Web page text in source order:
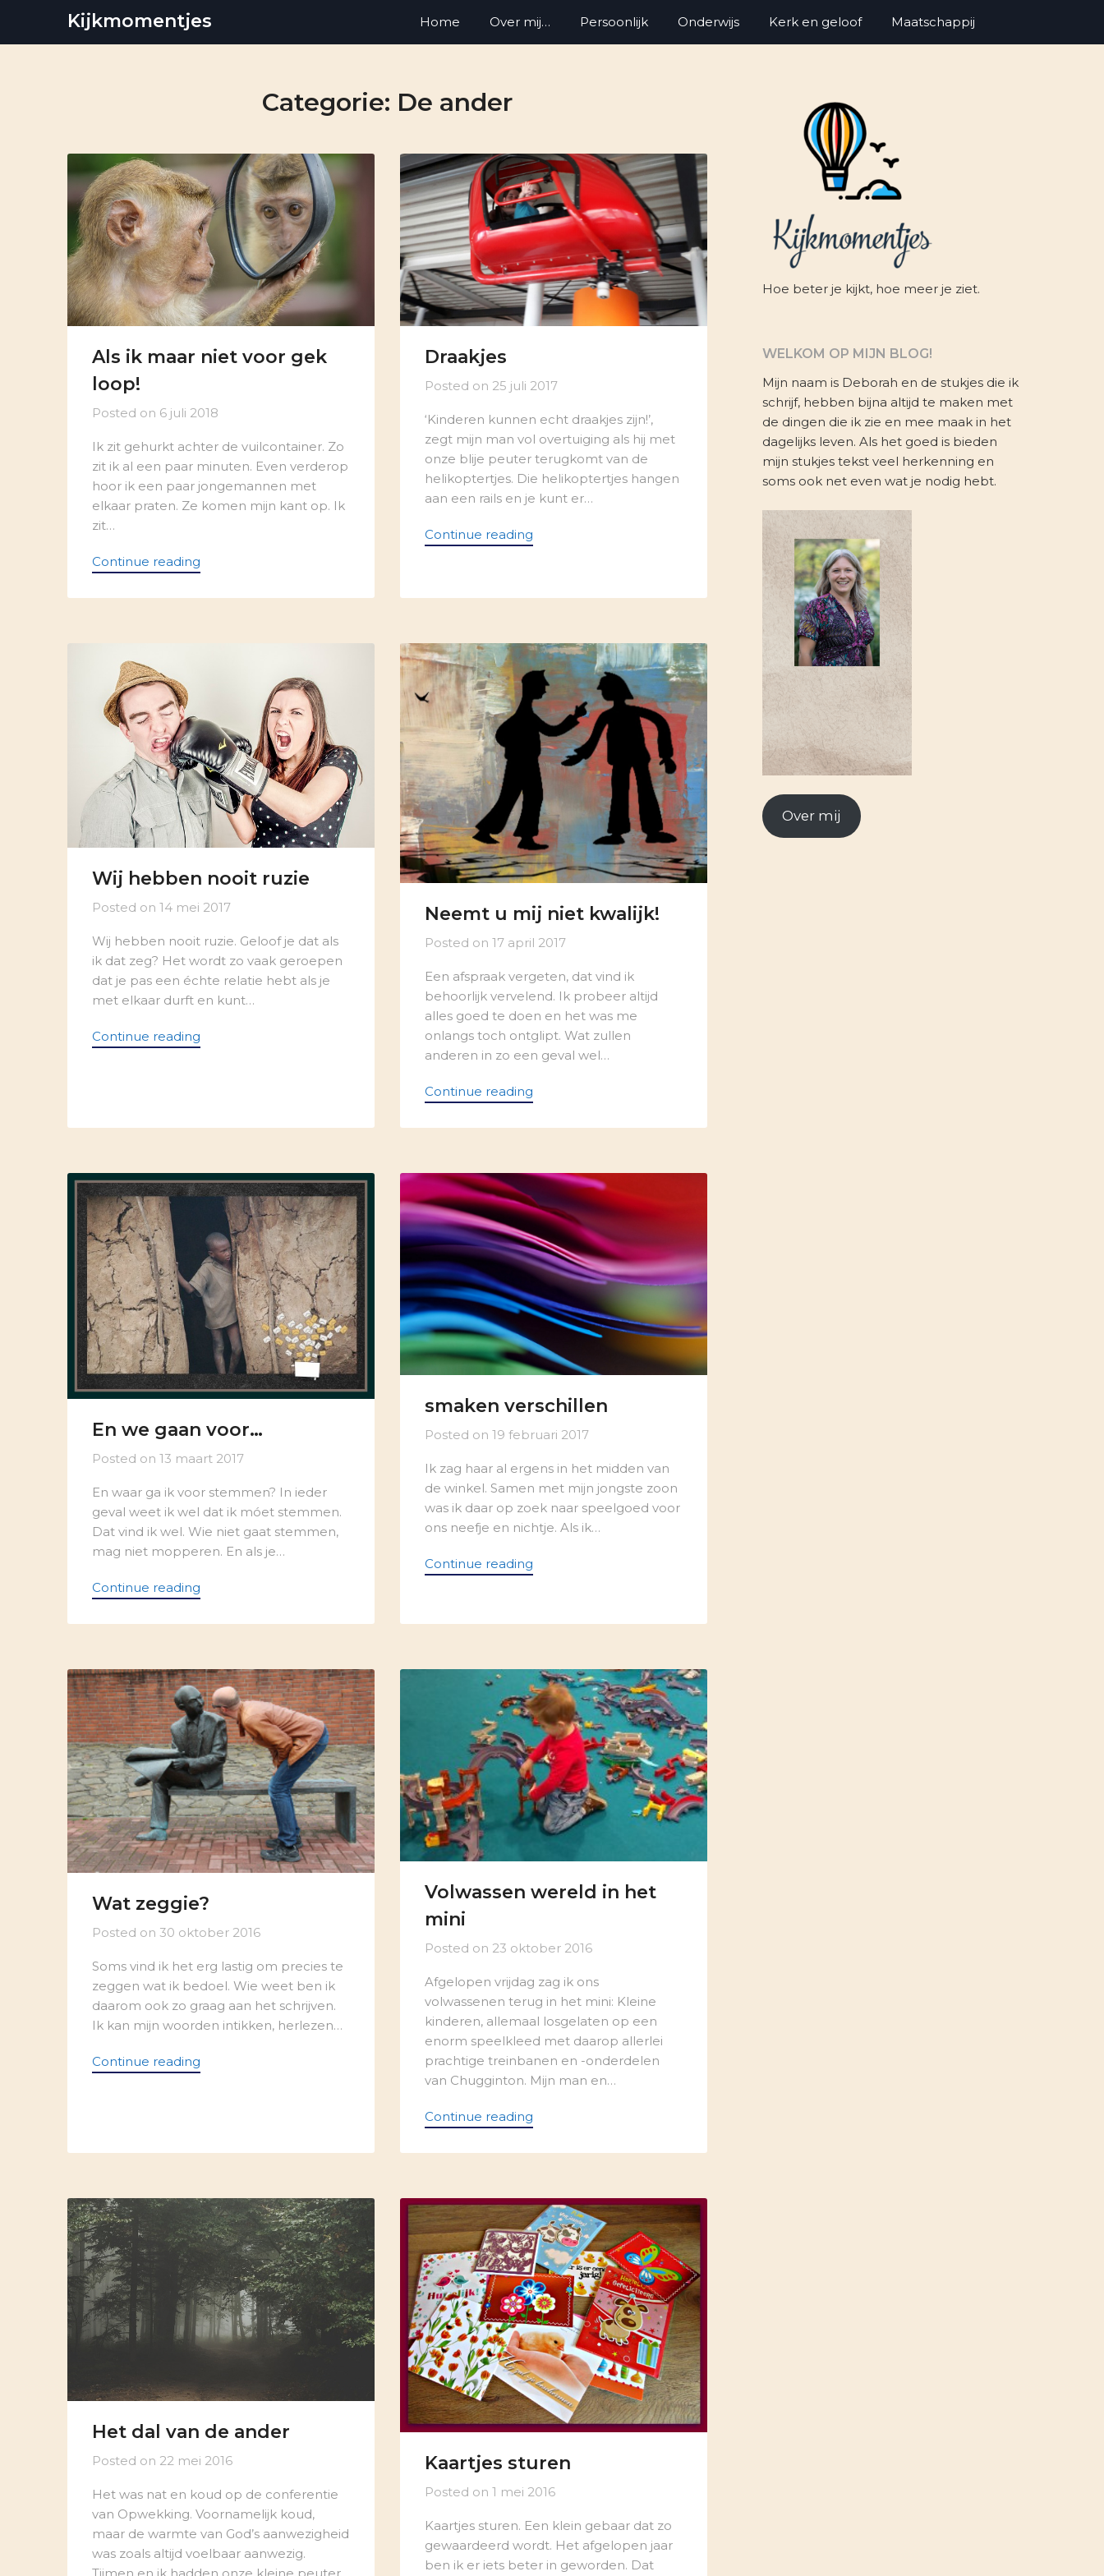
Kijkmomentjes Home Over mij… Persoonlijk Onderwijs Kerk en geloof Maatschappij
Categorie: De ander
Als ik maar niet voor gek
loop!
Posted on 6 juli 2018
Ik zit gehurkt achter de vuilcontainer. Zo
zit ik al een paar minuten. Even verderop
hoor ik een paar jongemannen met
elkaar praten. Ze komen mijn kant op. Ik
zit…
Continue reading
Draakjes
Posted on 25 juli 2017
‘Kinderen kunnen echt draakjes zijn!’,
zegt mijn man vol overtuiging als hij met
onze blije peuter terugkomt van de
helikoptertjes. Die helikoptertjes hangen
aan een rails en je kunt er…
Continue reading
Wij hebben nooit ruzie
Posted on 14 mei 2017
Wij hebben nooit ruzie. Geloof je dat als
ik dat zeg? Het wordt zo vaak geroepen
dat je pas een échte relatie hebt als je
met elkaar durft en kunt…
Continue reading
Neemt u mij niet kwalijk!
Posted on 17 april 2017
Een afspraak vergeten, dat vind ik
behoorlijk vervelend. Ik probeer altijd
alles goed te doen en het was me
onlangs toch ontglipt. Wat zullen
anderen in zo een geval wel…
Continue reading
En we gaan voor…
Posted on 13 maart 2017
En waar ga ik voor stemmen? In ieder
geval weet ik wel dat ik móet stemmen.
Dat vind ik wel. Wie niet gaat stemmen,
mag niet mopperen. En als je…
Continue reading
smaken verschillen
Posted on 19 februari 2017
Ik zag haar al ergens in het midden van
de winkel. Samen met mijn jongste zoon
was ik daar op zoek naar speelgoed voor
ons neefje en nichtje. Als ik…
Continue reading
Wat zeggie?
Posted on 30 oktober 2016
Soms vind ik het erg lastig om precies te
zeggen wat ik bedoel. Wie weet ben ik
daarom ook zo graag aan het schrijven.
Ik kan mijn woorden intikken, herlezen…
Continue reading
Volwassen wereld in het
mini
Posted on 23 oktober 2016
Afgelopen vrijdag zag ik ons
volwassenen terug in het mini: Kleine
kinderen, allemaal losgelaten op een
enorm speelkleed met daarop allerlei
prachtige treinbanen en -onderdelen
van Chugginton. Mijn man en…
Continue reading
Het dal van de ander
Posted on 22 mei 2016
Het was nat en koud op de conferentie
van Opwekking. Voornamelijk koud,
maar de warmte van God’s aanwezigheid
was zoals altijd voelbaar aanwezig.
Kaartjes sturen
Posted on 1 mei 2016
Kaartjes sturen. Een klein gebaar dat zo
gewaardeerd wordt. Het afgelopen jaar
ben ik er iets beter in geworden. Dat
Hoe beter je kijkt, hoe meer je ziet.
WELKOM OP MIJN BLOG!
Mijn naam is Deborah en de stukjes die ik
schrijf, hebben bijna altijd te maken met
de dingen die ik zie en mee maak in het
dagelijks leven. Als het goed is bieden
mijn stukjes tekst veel herkenning en
soms ook net even wat je nodig hebt.
Over mij